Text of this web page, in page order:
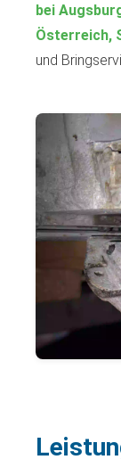
bei
Österreich,
und